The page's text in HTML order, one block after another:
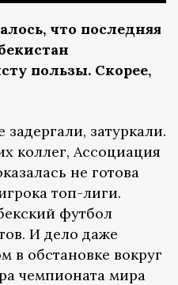
что последняя
пользы. Скорее,
затуркали.
коллег, Ассоциация
не готова
топ-лиги.
футбол
И дело даже
в обстановке вокруг
чемпионата мира